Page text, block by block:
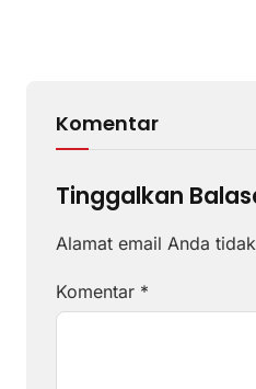
Komentar
Tinggalkan
Alamat email Anda
Komentar *